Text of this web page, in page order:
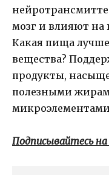
мозг и влияют
Какая пища лучше
вещества?
продукты,
полезными
Подписывайтесь